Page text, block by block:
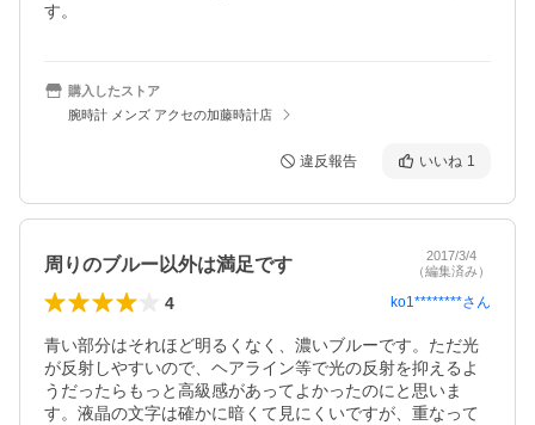
す。
購入したストア
腕時計 メンズ アクセの加藤時計店
違反報告 いいね 1
周りのブルー以外は満足です
2017/3/4
（編集済み）
4 ko1********さん
青い部分はそれほど明るくなく、濃いブルーです。ただ光
が反射しやすいので、ヘアライン等で光の反射を抑えるよ
うだったらもっと高級感があってよかったのにと思いま
す。液晶の文字は確かに暗くて見にくいですが、重なって